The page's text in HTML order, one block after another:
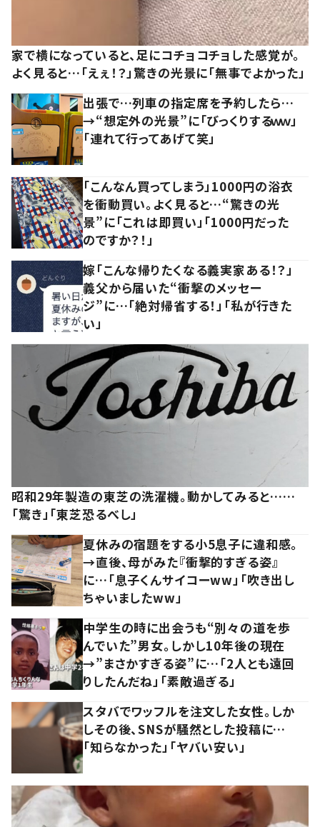
家で横になっていると、足にコチョコチョした感覚が。
よく見ると…「えぇ！？」驚きの光景に「無事でよかった」
出張で…列車の指定席を予約したら…
→“想定外の光景”に「びっくりするｗｗ」
「連れて行ってあげて笑」
「こんなん買ってしまう」1000円の浴衣
を衝動買い。よく見ると…“驚きの光
景”に「これは即買い」「1000円だった
のですか？！」
嫁「こんな帰りたくなる義実家ある！？」
義父から届いた“衝撃のメッセー
ジ”に…「絶対帰省する！」「私が行きた
い」
昭和29年製造の東芝の洗濯機。動かしてみると……
「驚き」「東芝恐るべし」
夏休みの宿題をする小5息子に違和感。
→直後、母がみた『衝撃的すぎる姿』
に…「息子くんサイコーww」「吹き出し
ちゃいましたww」
中学生の時に出会うも“別々の道を歩
んでいた”男女。しかし10年後の現在
→”まさかすぎる姿”に…「2人とも遠回
りしたんだね」「素敵過ぎる」
スタバでワッフルを注文した女性。しか
しその後、SNSが騒然とした投稿に…
「知らなかった」「ヤバい安い」